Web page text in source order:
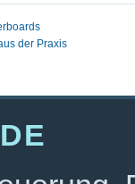
der Praxis